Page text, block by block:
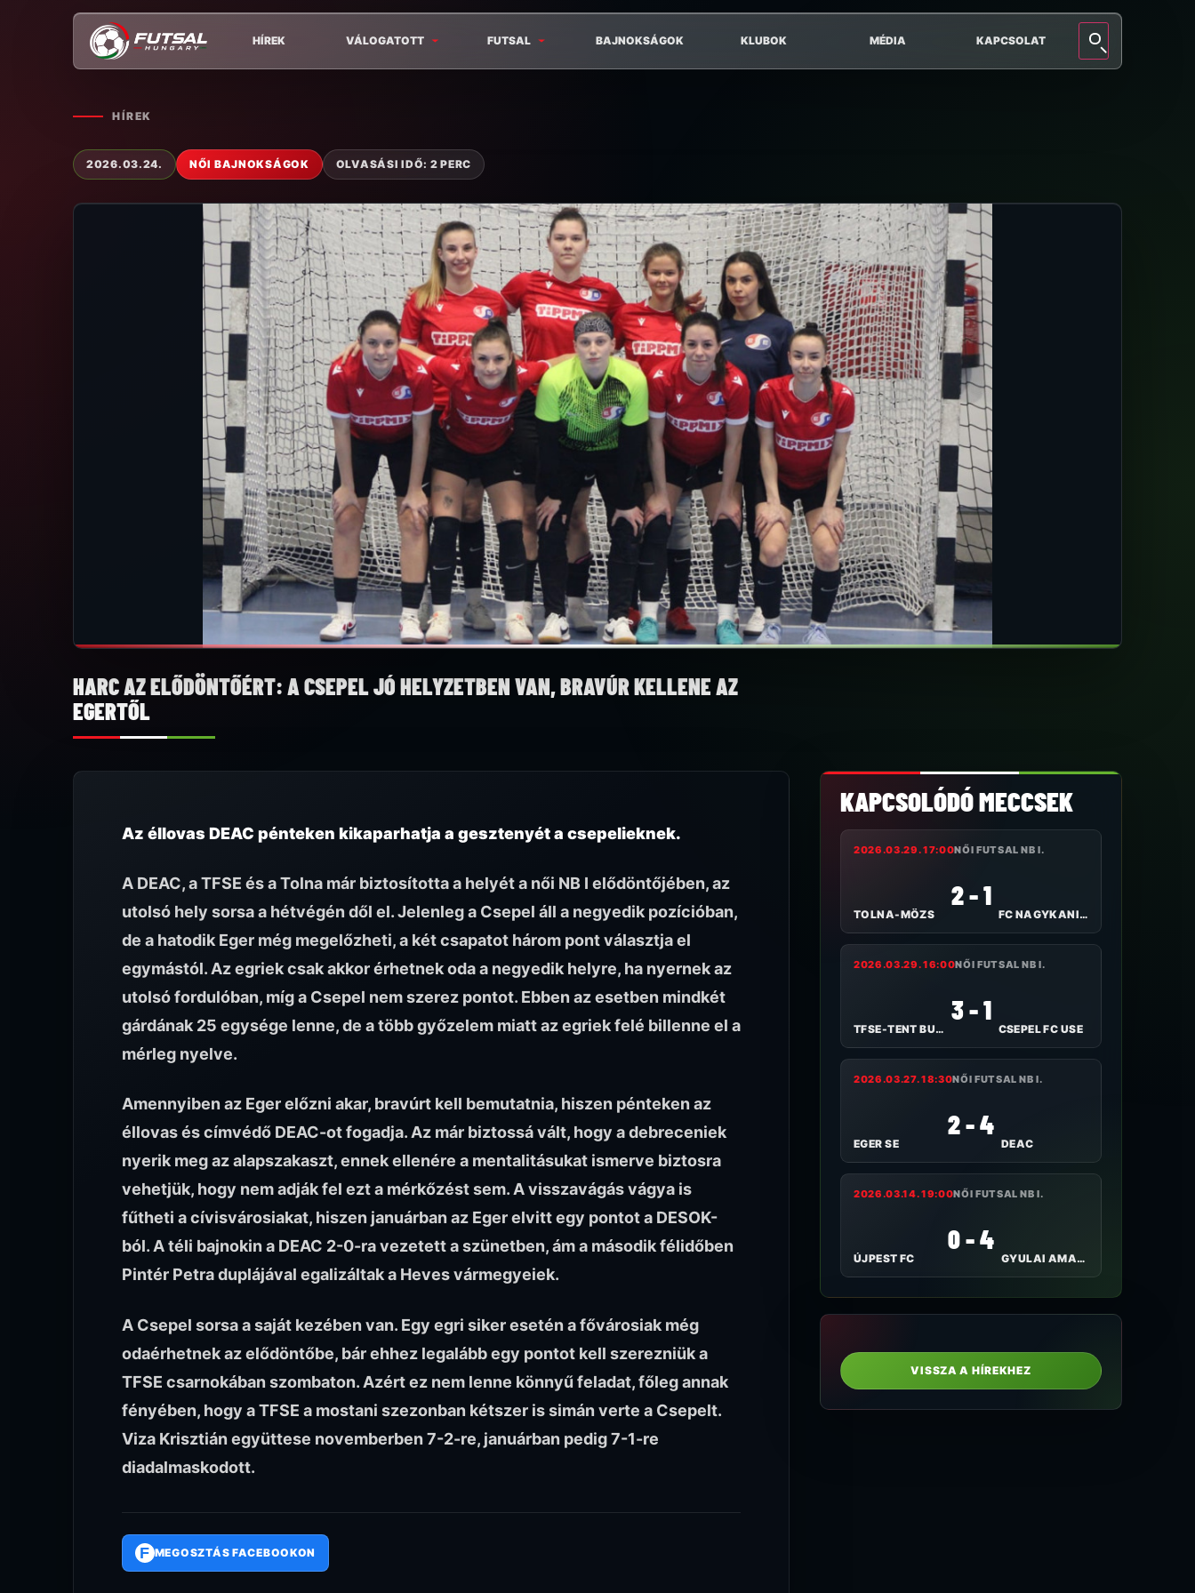
HÍREK VÁLOGATOTT FUTSAL BAJNOKSÁGOK KLUBOK MÉDIA KAPCSOLAT
HÍREK
2026.03.24. NŐI BAJNOKSÁGOK OLVASÁSI IDŐ: 2 PERC
HARC AZ ELŐDÖNTŐÉRT: A CSEPEL JÓ HELYZETBEN VAN, BRAVÚR KELLENE AZ
EGERTŐL
Az éllovas DEAC pénteken kikaparhatja a gesztenyét a csepelieknek.
A DEAC, a TFSE és a Tolna már biztosította a helyét a női NB I elődöntőjében, az
utolsó hely sorsa a hétvégén dől el. Jelenleg a Csepel áll a negyedik pozícióban,
de a hatodik Eger még megelőzheti, a két csapatot három pont választja el
egymástól. Az egriek csak akkor érhetnek oda a negyedik helyre, ha nyernek az
utolsó fordulóban, míg a Csepel nem szerez pontot. Ebben az esetben mindkét
gárdának 25 egysége lenne, de a több győzelem miatt az egriek felé billenne el a
mérleg nyelve.
Amennyiben az Eger előzni akar, bravúrt kell bemutatnia, hiszen pénteken az
éllovas és címvédő DEAC-ot fogadja. Az már biztossá vált, hogy a debreceniek
nyerik meg az alapszakaszt, ennek ellenére a mentalitásukat ismerve biztosra
vehetjük, hogy nem adják fel ezt a mérkőzést sem. A visszavágás vágya is
fűtheti a cívisvárosiakat, hiszen januárban az Eger elvitt egy pontot a DESOK-
ból. A téli bajnokin a DEAC 2-0-ra vezetett a szünetben, ám a második félidőben
Pintér Petra duplájával egalizáltak a Heves vármegyeiek.
A Csepel sorsa a saját kezében van. Egy egri siker esetén a fővárosiak még
odaérhetnek az elődöntőbe, bár ehhez legalább egy pontot kell szerezniük a
TFSE csarnokában szombaton. Azért ez nem lenne könnyű feladat, főleg annak
fényében, hogy a TFSE a mostani szezonban kétszer is simán verte a Csepelt.
Viza Krisztián együttese novemberben 7-2-re, januárban pedig 7-1-re
diadalmaskodott.
F MEGOSZTÁS FACEBOOKON
KAPCSOLÓDÓ MECCSEK
2026.03.29. 17:00NŐI FUTSAL NB I.
TOLNA-MÖZS
2 - 1
FC NAGYKANIZSA
2026.03.29. 16:00NŐI FUTSAL NB I.
TFSE-TENT BUDAPEST
3 - 1
CSEPEL FC USE
2026.03.27. 18:30NŐI FUTSAL NB I.
EGER SE
2 - 4
DEAC
2026.03.14. 19:00NŐI FUTSAL NB I.
ÚJPEST FC
0 - 4
GYULAI AMAZONOK
VISSZA A HÍREKHEZ